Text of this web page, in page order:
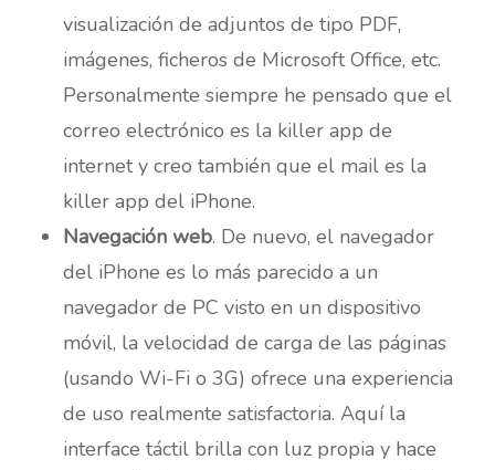
visualización de adjuntos de tipo PDF,
imágenes, ficheros de Microsoft Office, etc.
Personalmente siempre he pensado que el
correo electrónico es la killer app de
internet y creo también que el mail es la
killer app del iPhone.
Navegación web. De nuevo, el navegador
del iPhone es lo más parecido a un
navegador de PC visto en un dispositivo
móvil, la velocidad de carga de las páginas
(usando Wi-Fi o 3G) ofrece una experiencia
de uso realmente satisfactoria. Aquí la
interface táctil brilla con luz propia y hace